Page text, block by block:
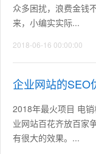
众多困扰，浪费金钱
来，小编实实际...
2018-06-16 00:00:00
企业网站的SEO
2018年最火项目 电
业网站百花齐放百家
有很大的效果。...